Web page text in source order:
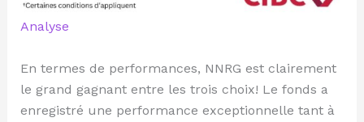
Analyse
En termes de performances, NNRG est clairement
le grand gagnant entre les trois choix! Le fonds a
enregistré une performance exceptionnelle tant à